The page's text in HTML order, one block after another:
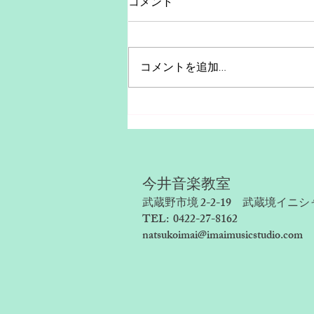
発表会を終えて
コメントを追加…
今井音楽教室
武蔵野市境 2-2-19 武蔵境イニシ
TEL: 0422-27-8162
natsukoimai@imaimusicstudio.com